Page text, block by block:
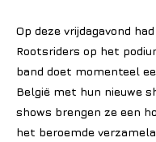
Op deze vrijdagavond
Rootsriders op het
band doet momenteel
België met hun nieuwe
shows brengen ze een
het beroemde